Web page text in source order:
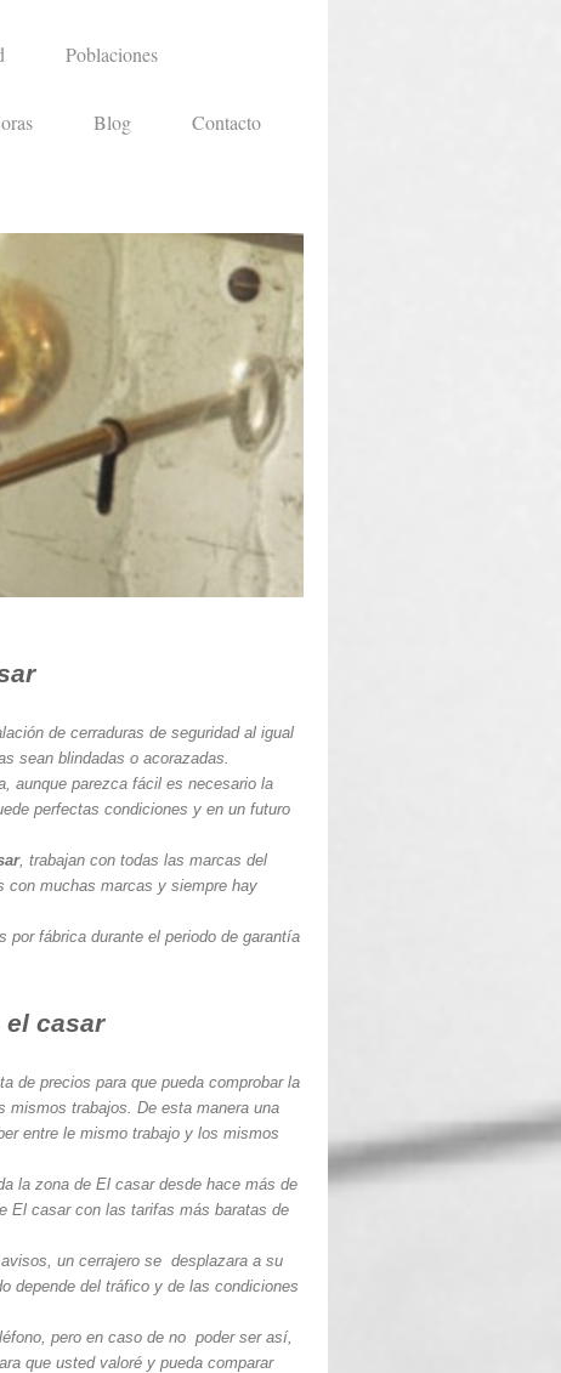
Poblaciones
Blog Contacto
de cerraduras de seguridad al igual
sean blindadas o acorazadas.
aunque parezca fácil es necesario la
perfectas condiciones y en un futuro
, trabajan con todas las marcas del
con muchas marcas y siempre hay
por fábrica durante el periodo de garantía
el casar
de precios para que pueda comprobar la
mismos trabajos. De esta manera una
entre le mismo trabajo y los mismos
la zona de El casar desde hace más de
El casar con las tarifas más baratas de
un cerrajero se desplazara a su
depende del tráfico y de las condiciones
pero en caso de no poder ser así,
que usted valoré y pueda comparar